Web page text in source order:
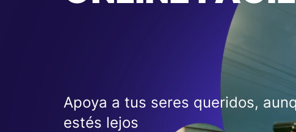
Apoya a tus seres queridos,
estés lejos